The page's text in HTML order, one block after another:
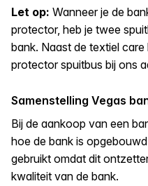
Let op: Wanneer je de
protector, heb je twee
bank. Naast de textiel
protector spuitbus bij ons
Samenstelling Vegas
Bij de aankoop van een
hoe de bank is
gebruikt omdat dit
kwaliteit van de bank.